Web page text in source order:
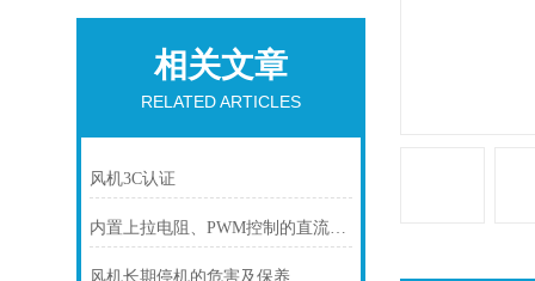
相关文章
RELATED ARTICLES
风机3C认证
内置上拉电阻、PWM控制的直流风机接线
风机长期停机的危害及保养